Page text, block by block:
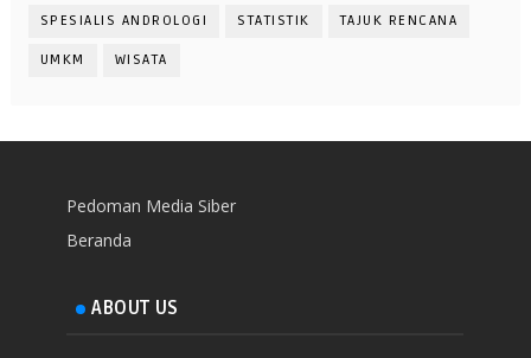
SPESIALIS ANDROLOGI STATISTIK TAJUK RENCANA
UMKM WISATA
Pedoman Media Siber
Beranda
ABOUT US